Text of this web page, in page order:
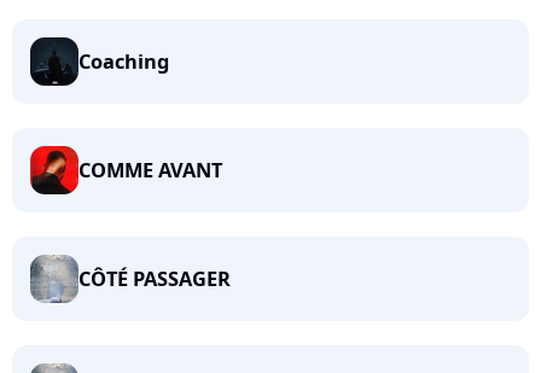
Coaching
COMME AVANT
CÔTÉ PASSAGER